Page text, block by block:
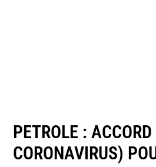
PETROLE :
CORONAVIRUS)